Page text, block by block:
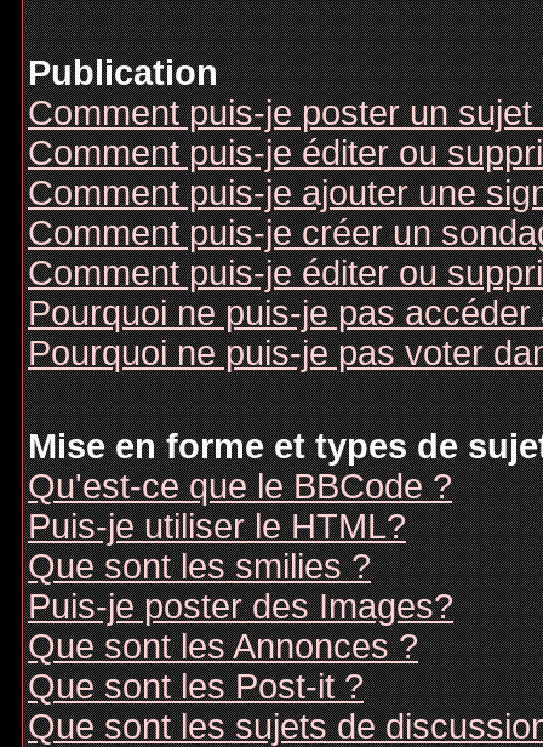
Publication
Comment puis-je poster un
Comment puis-je éditer ou
Comment puis-je ajouter une
Comment puis-je créer un
Comment puis-je éditer ou
Pourquoi ne puis-je pas accéder
Pourquoi ne puis-je pas voter
Mise en forme et types de
Qu'est-ce que le BBCode ?
Puis-je utiliser le HTML?
Que sont les smilies ?
Puis-je poster des Images?
Que sont les Annonces ?
Que sont les Post-it ?
Que sont les sujets de